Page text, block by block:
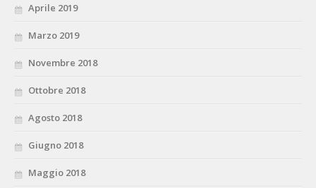
Aprile 2019
Marzo 2019
Novembre 2018
Ottobre 2018
Agosto 2018
Giugno 2018
Maggio 2018